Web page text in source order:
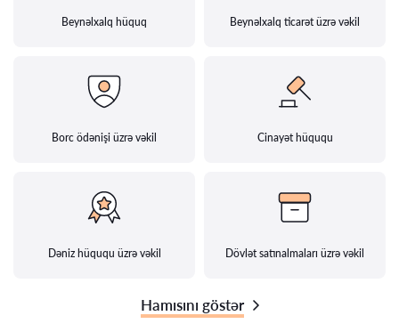
Beynəlxalq hüquq Beynəlxalq ticarət üzrə vəkil
Borc ödənişi üzrə vəkil Cinayət hüququ
Dəniz hüququ üzrə vəkil Dövlət satınalmaları üzrə vəkil
Hamısını göstər